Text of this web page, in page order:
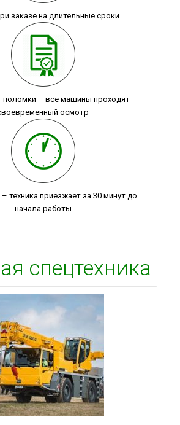
заказе на длительные сроки
поломки – все машины проходят
осмотр
техника приезжает за 30 минут до
начала работы
спецтехника